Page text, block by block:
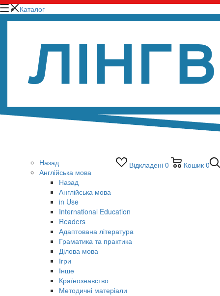
Відкладені 0 Кошик 0
Каталог
Назад
Англійська мова
Назад
Англійська мова
in Use
International Education
Readers
Адаптована література
Граматика та практика
Ділова мова
Ігри
Інше
Країнознавство
Методичні матеріали